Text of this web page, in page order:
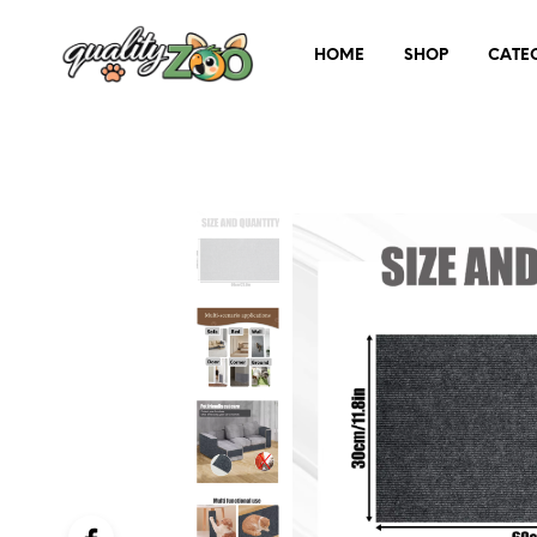
HOME SHOP